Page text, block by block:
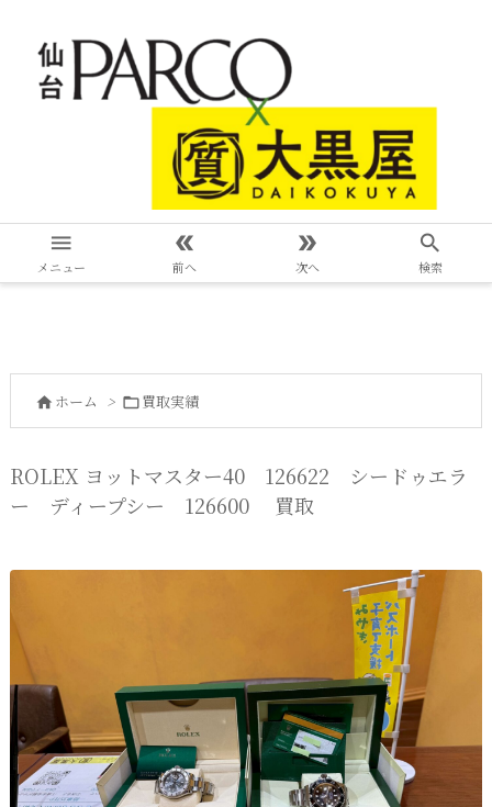

メニュー

前へ

次へ

検索
 ホーム > 買取実績
ROLEX ヨットマスター40 126622 シードゥエラ
ー ディープシー 126600 買取